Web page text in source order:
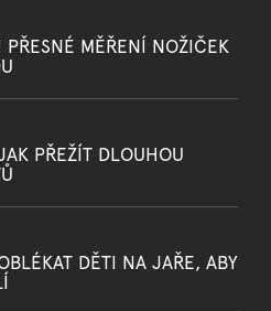
MĚŘENÍ NOŽIČEK
PŘEŽÍT DLOUHOU
DĚTI NA JAŘE, ABY